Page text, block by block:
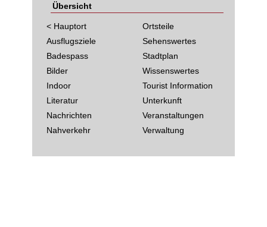
Übersicht
< Hauptort
Ausflugsziele
Badespass
Bilder
Indoor
Literatur
Nachrichten
Nahverkehr
Ortsteile
Sehenswertes
Stadtplan
Wissenswertes
Tourist Information
Unterkunft
Veranstaltungen
Verwaltung